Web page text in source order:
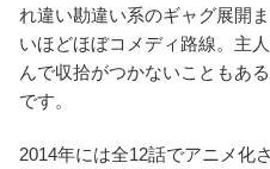
れ違い勘違い系のギャグ展開
いほどほぼコメディ路線。主
んで収拾がつかないこともあ
です。
2014年には全12話でアニメ化